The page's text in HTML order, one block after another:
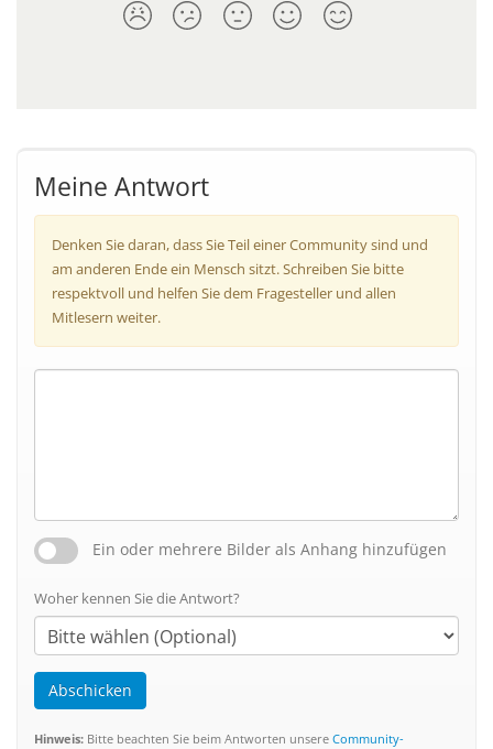
Meine Antwort
Denken Sie daran, dass Sie Teil einer Community sind und
am anderen Ende ein Mensch sitzt. Schreiben Sie bitte
respektvoll und helfen Sie dem Fragesteller und allen
Mitlesern weiter.
Ein oder mehrere Bilder als Anhang hinzufügen
Woher kennen Sie die Antwort?
Abschicken
Hinweis: Bitte beachten Sie beim Antworten unsere Community-